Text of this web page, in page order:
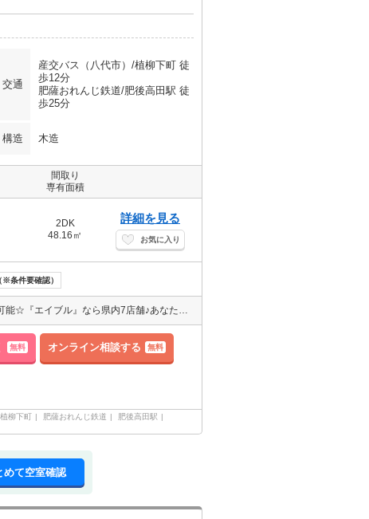
交通
産交バス（八代市）/植柳下町 徒
歩12分
肥薩おれんじ鉄道/肥後高田駅 徒
歩25分
構造 木造
間取り
専有面積
2DK
48.16㎡
詳細を見る
お気に入り
条件要確認）
３号線へのアクセスがしやすい立地です☆初期費用クレジット払い可能☆『エイブル』なら県内7店舗♪あなたの近くのお店で探せる☆
無料 オンライン相談する 無料
植柳下町 肥薩おれんじ鉄道
肥後高田駅
めて空室確認